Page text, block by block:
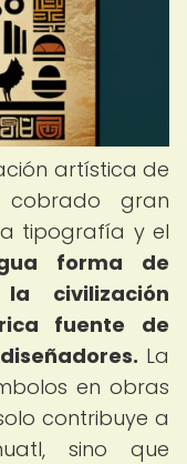
artística de
gran
tipografía y el
forma de
civilización
fuente de
La
en obras
contribuye a
sino que